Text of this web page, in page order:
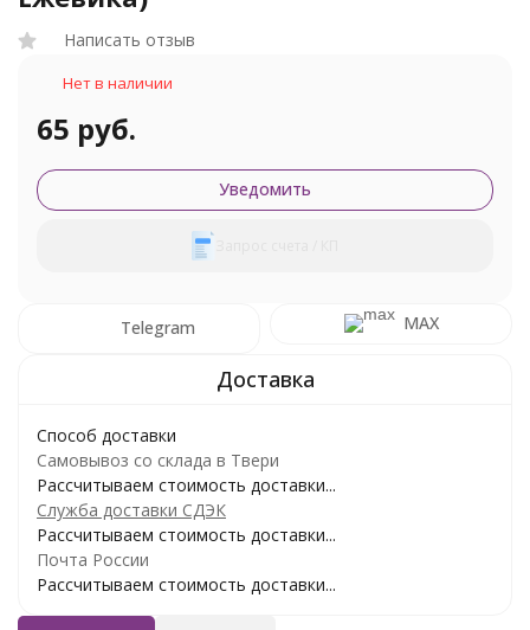
Написать отзыв
Нет в наличии
65 руб.
Уведомить
Telegram MAX
Способ доставки
Самовывоз со склада в Твери
Рассчитываем стоимость доставки...
Служба доставки СДЭК
Рассчитываем стоимость доставки...
Почта России
Рассчитываем стоимость доставки...